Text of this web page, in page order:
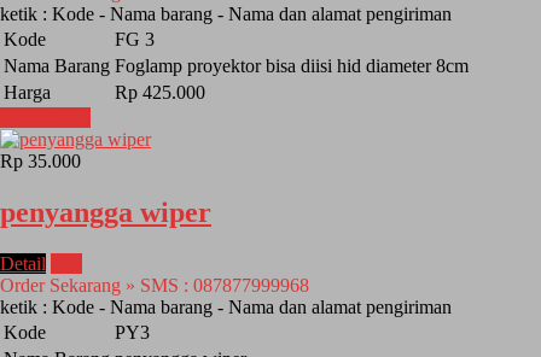
ketik : Kode - Nama barang - Nama dan alamat pengiriman
Kode
FG 3
Nama Barang Foglamp proyektor bisa diisi hid diameter 8cm
Harga
Rp 425.000
Rp 35.000
penyangga wiper
Detail
Order Sekarang » SMS : 087877999968
ketik : Kode - Nama barang - Nama dan alamat pengiriman
Kode
PY3